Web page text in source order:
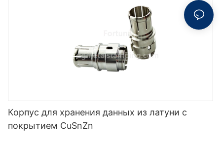
Корпус для хранения данных из латуни с
покрытием CuSnZn